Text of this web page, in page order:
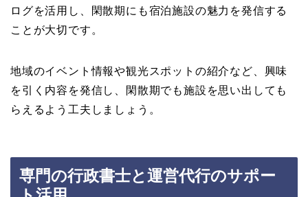
ログを活用し、閑散期にも宿泊施設の魅力を発信する
ことが大切です。
地域のイベント情報や観光スポットの紹介など、興味
を引く内容を発信し、閑散期でも施設を思い出しても
らえるよう工夫しましょう。
専門の行政書士と運営代行のサポー